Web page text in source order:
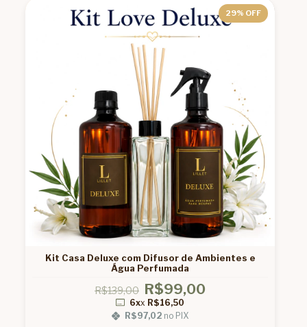
29% OFF
Kit Casa Deluxe com Difusor de Ambientes e
Água Perfumada
R$139,00 R$99,00
6xx R$16,50
R$97,02 no PIX